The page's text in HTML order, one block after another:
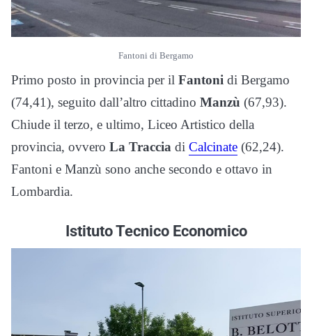
Fantoni di Bergamo
Primo posto in provincia per il Fantoni di Bergamo
(74,41), seguito dall’altro cittadino Manzù (67,93).
Chiude il terzo, e ultimo, Liceo Artistico della
provincia, ovvero La Traccia di Calcinate (62,24).
Fantoni e Manzù sono anche secondo e ottavo in
Lombardia.
Istituto Tecnico Economico